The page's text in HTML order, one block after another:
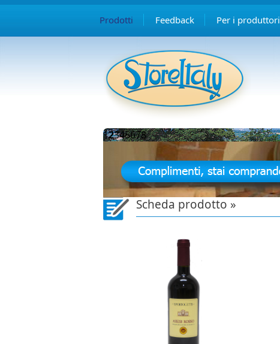
Prodotti Feedback Per i produttori
12345678
Scheda prodotto »